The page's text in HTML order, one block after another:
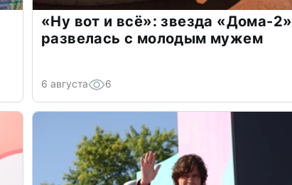
«Ну вот и всё»: звезда «Дома-2»
развелась с молодым мужем
6 августа 6